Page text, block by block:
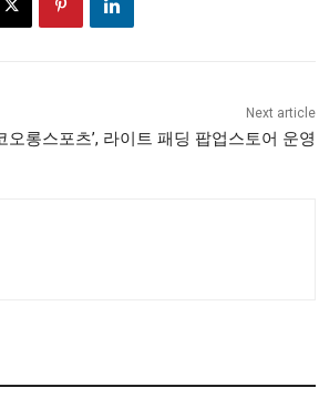
Next article
오롱스포츠’, 라이트 패딩 팝업스토어 운영